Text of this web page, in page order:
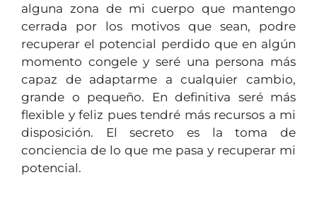
alguna zona de mi cuerpo que mantengo
cerrada por los motivos que sean, podre
recuperar el potencial perdido que en algún
momento congele y seré una persona más
capaz de adaptarme a cualquier cambio,
grande o pequeño. En definitiva seré más
flexible y feliz pues tendré más recursos a mi
disposición. El secreto es la toma de
conciencia de lo que me pasa y recuperar mi
potencial.